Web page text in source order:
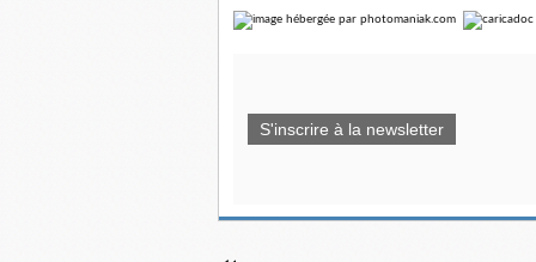
S'inscrire à la newsletter